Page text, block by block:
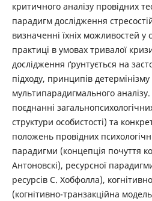
критичного аналізу провідних
парадигм дослідження
визначенні їхніх можливостей у
практиці в умовах тривалої
дослідження ґрунтується на
підходу, принципів детермінізму
мультипарадигмального
поєднанні
структури особистості) та
положень провідних
парадигми (концепція почуття
Антоновскі), ресурсної
ресурсів С. Хобфолла),
(когнітивно-транзакційна